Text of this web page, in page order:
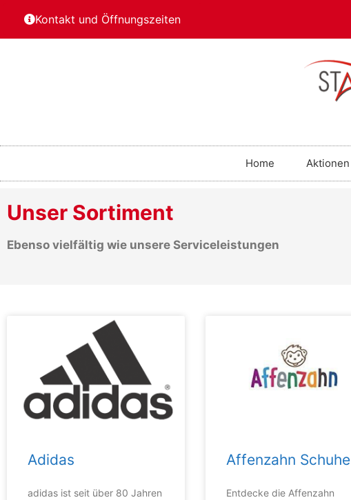
Kontakt und Öffnungszeiten
Home Aktionen
Unser Sortiment
Ebenso vielfältig wie unsere Serviceleistungen
Adidas
adidas ist seit über 80 Jahren
Affenzahn Schuhe
Entdecke die Affenzahn